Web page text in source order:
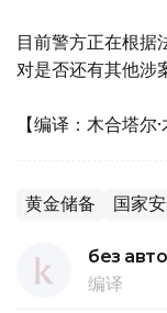
目前警方正在根据
对是否还有其他涉
【编译：木合塔尔
黄金储备 国家
без
编译